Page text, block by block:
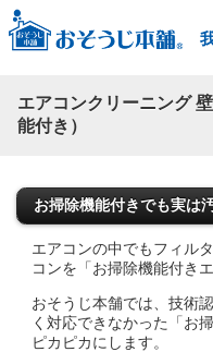
エアコンクリーニング
能付き）
お掃除機能付きでも実は
エアコンの中でもフィル
コンを「お掃除機能付き
おそうじ本舗では、技術
く対応できなかった「お
ピカピカにします。